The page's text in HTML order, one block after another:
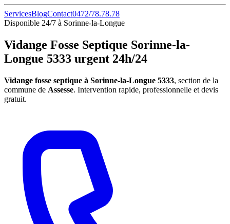
ServicesBlogContact0472/78.78.78
Disponible 24/7 à Sorinne-la-Longue
Vidange Fosse Septique Sorinne-la-
Longue 5333 urgent 24h/24
Vidange fosse septique à Sorinne-la-Longue 5333, section de la
commune de Assesse. Intervention rapide, professionnelle et devis
gratuit.